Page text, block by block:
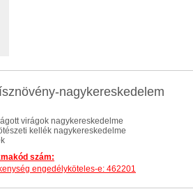
nagykereskedelem
virágok nagykereskedelme
kellék nagykereskedelme
szám:
engedélyköteles-e: 462201